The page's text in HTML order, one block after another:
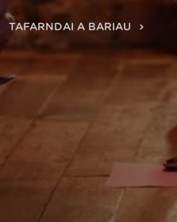
TAFARNDAI A BARIAU